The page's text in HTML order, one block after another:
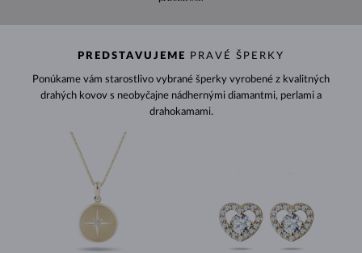
PREDSTAVUJEME PRAVÉ ŠPERKY
Ponúkame vám starostlivo vybrané šperky vyrobené z kvalitných
drahých kovov s neobyčajne nádhernými diamantmi, perlami a
drahokamami.